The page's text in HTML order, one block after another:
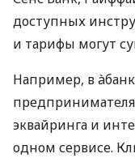
доступных
и тарифы могут
Например, в
эквайринга и
одном сервисе.